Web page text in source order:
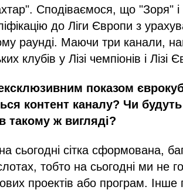
Сподіваємося, що "Зоря"
до Ліги Європи з
раунді. Маючи три канали,
клубів у Лізі чемпіонів і Лізі
показом
контент каналу? Чи
такому ж вигляді?
сьогодні сітка сформована,
тобто на сьогодні ми не
проектів або програм.